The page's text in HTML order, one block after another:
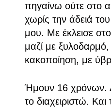
πηγαίνω ούτε στο
χωρίς την άδειά
μου. Με έκλεισε
μαζί με
κακοποίηση, με
Ήμουν 16 χρόνων.
το διαχειριστώ.